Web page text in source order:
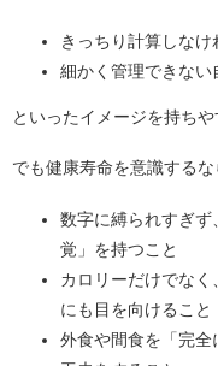
きっちり計算しな
細かく管理できない
といったイメージを持ちや
でも健康寿命を意識するな
数字に縛られすぎ
覚」を持つこと
カロリーだけでなく
にも目を向けること
外食や間食を「完